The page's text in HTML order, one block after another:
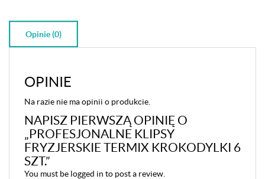
Opinie (0)
OPINIE
Na razie nie ma opinii o produkcie.
NAPISZ PIERWSZĄ OPINIĘ O
„PROFESJONALNE KLIPSY
FRYZJERSKIE TERMIX KROKODYLKI 6
SZT.”
You must be logged in to post a review.